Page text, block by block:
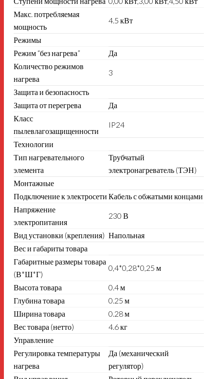
Макс. потребляемая
мощность
4.5 кВт
Режимы
Режим “без нагрева”
Да
Количество режимов
нагрева
3
Защита и безопасность
Защита от перегрева
Да
Класс
пылевлагозащищенности
IP24
Технологии
Тип нагревательного
элемента
Трубчатый
электронагреватель (ТЭН)
Монтажные
Подключение к электросети Кабель с обжатыми концами
Напряжение
электропитания
230 В
Вид установки (крепления) Напольная
Вес и габариты товара
Габаритные размеры товара
(В*Ш*Г)
0,4*0,28*0,25 м
Высота товара
0.4 м
Глубина товара
0.25 м
Ширина товара
0.28 м
Вес товара (нетто)
4.6 кг
Управление
Регулировка температуры
нагрева
Да (механический
регулятор)